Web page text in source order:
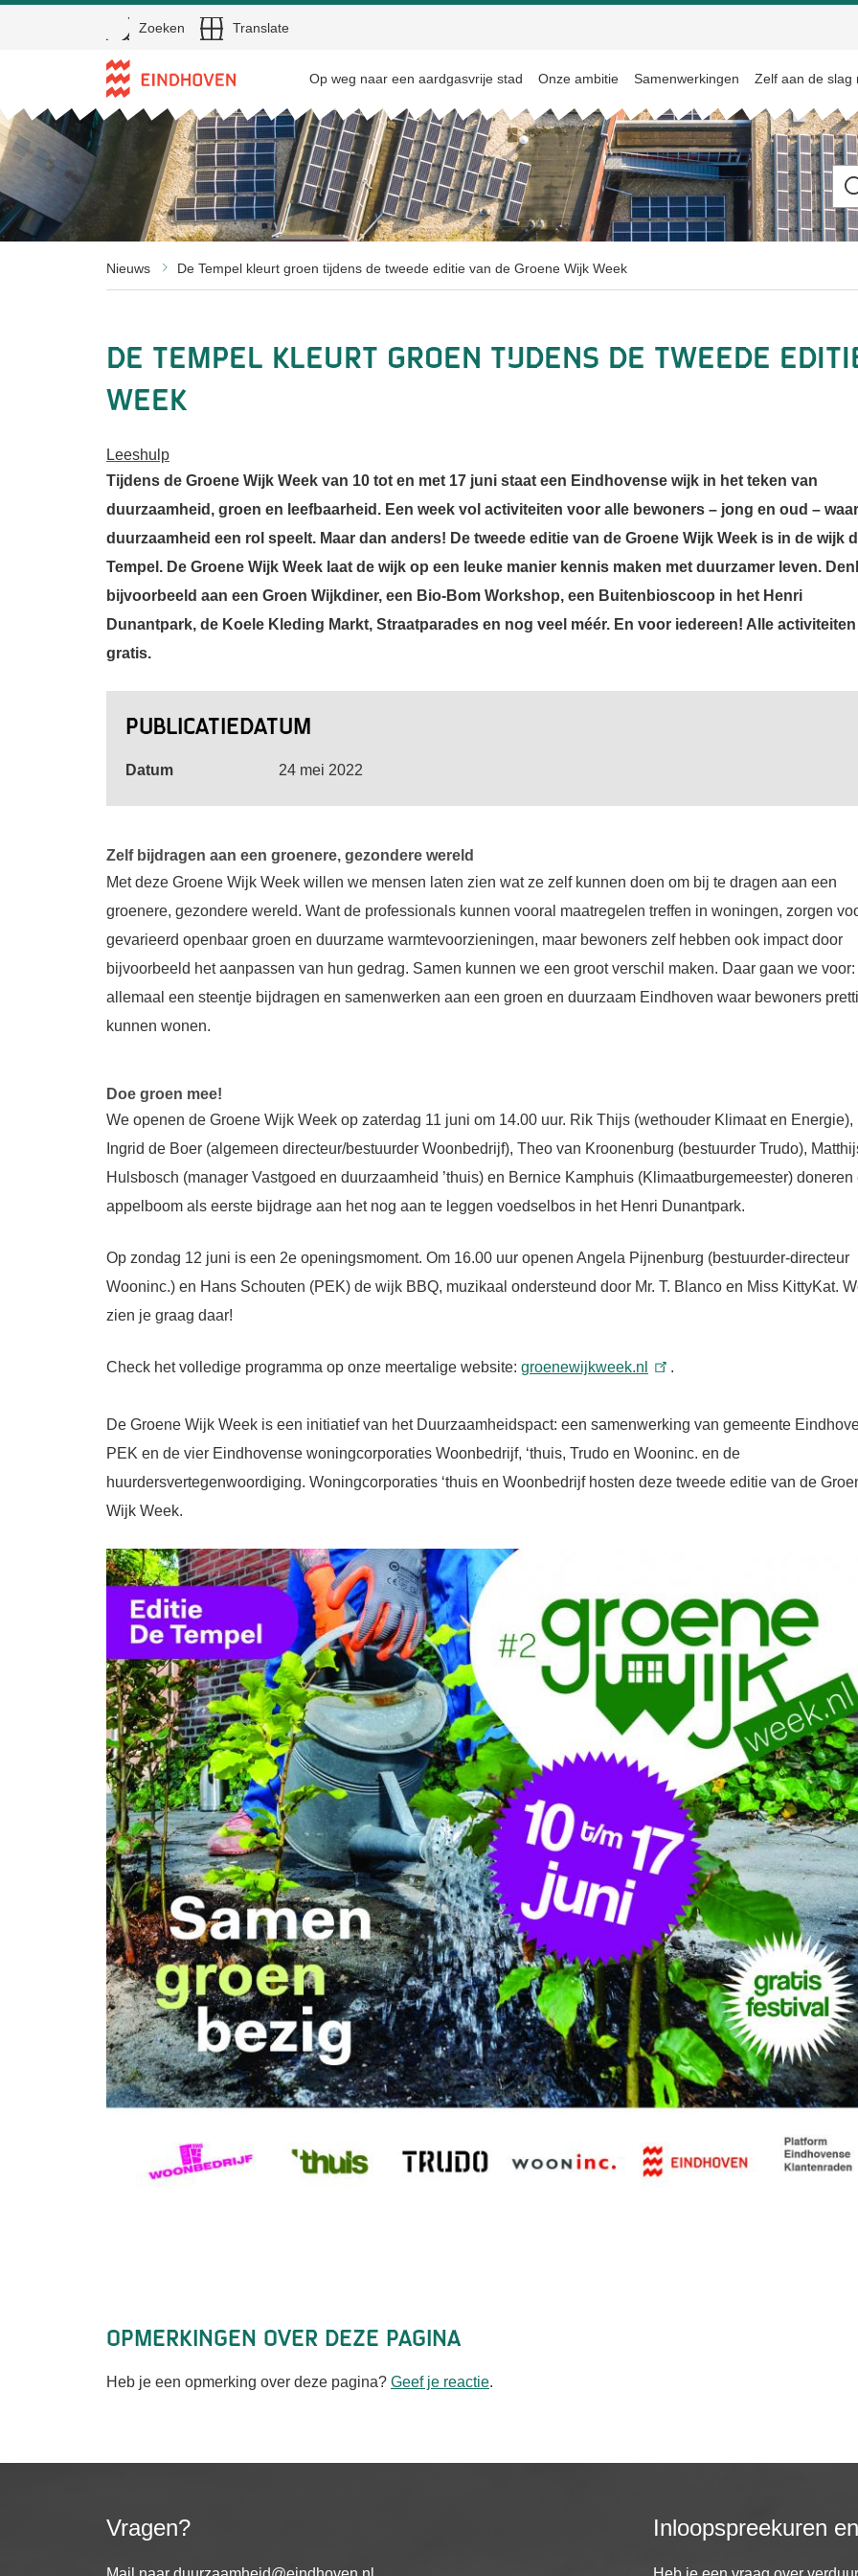
Direct naar de inhoud
Open
Zoeken Translate
Op weg naar een aardgasvrije stad Onze ambitie Samenwerkingen Zelf aan de slag
op
Nieuws De Tempel kleurt groen tijdens de tweede editie van de Groene Wijk Week
De Tempel kleurt groen tijdens de tweede
Week
Leeshulp
Tijdens de Groene Wijk Week van 10 tot en met 17 juni staat een Eindhovense wijk in het teken van
duurzaamheid, groen en leefbaarheid. Een week vol activiteiten voor alle bewoners – jong en oud –
duurzaamheid een rol speelt. Maar dan anders! De tweede editie van de Groene Wijk Week is in de wijk
Tempel. De Groene Wijk Week laat de wijk op een leuke manier kennis maken met duurzamer leven.
bijvoorbeeld aan een Groen Wijkdiner, een Bio-Bom Workshop, een Buitenbioscoop in het Henri
Dunantpark, de Koele Kleding Markt, Straatparades en nog veel méér. En voor iedereen! Alle
gratis.
Publicatiedatum
Datum 24 mei 2022
Zelf bijdragen aan een groenere, gezondere wereld
Met deze Groene Wijk Week willen we mensen laten zien wat ze zelf kunnen doen om bij te dragen aan een
groenere, gezondere wereld. Want de professionals kunnen vooral maatregelen treffen in woningen, zorgen
gevarieerd openbaar groen en duurzame warmtevoorzieningen, maar bewoners zelf hebben ook impact door
bijvoorbeeld het aanpassen van hun gedrag. Samen kunnen we een groot verschil maken. Daar gaan we voor:
allemaal een steentje bijdragen en samenwerken aan een groen en duurzaam Eindhoven waar bewoners
kunnen wonen.
Doe groen mee!
We openen de Groene Wijk Week op zaterdag 11 juni om 14.00 uur. Rik Thijs (wethouder Klimaat en Energie),
Ingrid de Boer (algemeen directeur/bestuurder Woonbedrijf), Theo van Kroonenburg (bestuurder Trudo),
Hulsbosch (manager Vastgoed en duurzaamheid ’thuis) en Bernice Kamphuis (Klimaatburgemeester) doneren
appelboom als eerste bijdrage aan het nog aan te leggen voedselbos in het Henri Dunantpark.
Op zondag 12 juni is een 2e openingsmoment. Om 16.00 uur openen Angela Pijnenburg (bestuurder-directeur
Wooninc.) en Hans Schouten (PEK) de wijk BBQ, muzikaal ondersteund door Mr. T. Blanco en Miss KittyKat.
zien je graag daar!
Check het volledige programma op onze meertalige website: groenewijkweek.nl .
De Groene Wijk Week is een initiatief van het Duurzaamheidspact: een samenwerking van gemeente
PEK en de vier Eindhovense woningcorporaties Woonbedrijf, ‘thuis, Trudo en Wooninc. en de
huurdersvertegenwoordiging. Woningcorporaties ‘thuis en Woonbedrijf hosten deze tweede editie van de
Wijk Week.
Opmerkingen over deze pagina
Heb je een opmerking over deze pagina? Geef je reactie.
Vragen? Inloopspreekuren